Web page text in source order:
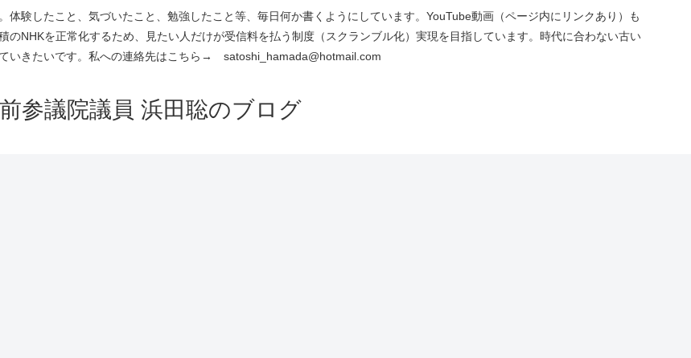
験したこと、気づいたこと、勉強したこと等、毎日何か書くようにしています。YouTube動画（ページ内にリンクあり）も
NHKを正常化するため、見たい人だけが受信料を払う制度（スクランブル化）実現を目指しています。時代に合わない古い
いきたいです。私への連絡先はこちら→ satoshi_hamada@hotmail.com
前参議院議員 浜田聡のブログ